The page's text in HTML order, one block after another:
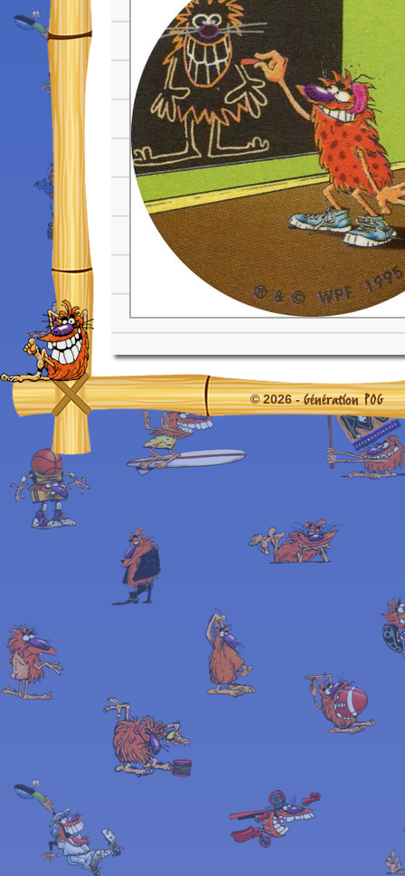
© 2026 -Génération POG